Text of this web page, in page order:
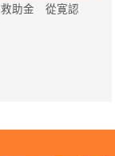
救助金 從寛認